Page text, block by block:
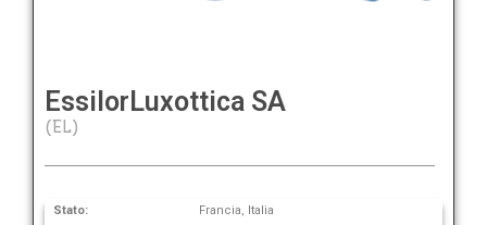
EssilorLuxottica SA
(EL)
Stato:
Francia, Italia